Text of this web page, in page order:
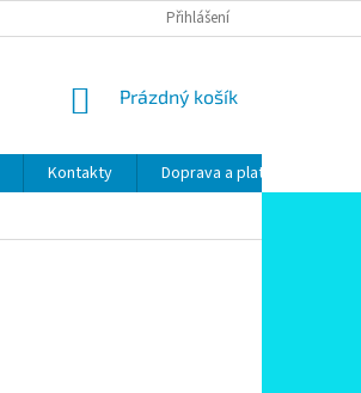
Přihlášení
NÁKUPNÍ
Prázdný košík
Kontakty Doprava a platby